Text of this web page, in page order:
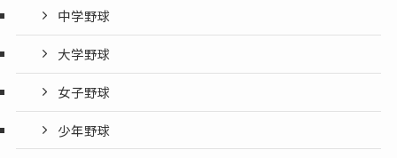
中学野球
大学野球
女子野球
少年野球